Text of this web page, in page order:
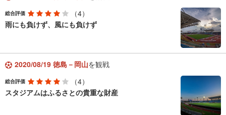
総合評価
（4）
雨にも負けず、風にも負けず
2020/08/19 徳島－岡山を観戦
総合評価
（4）
スタジアムはふるさとの貴重な財産